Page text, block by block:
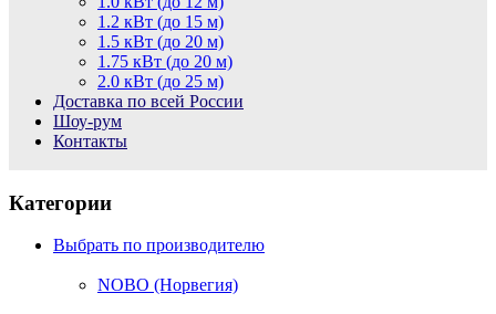
1.2 кВт (до 15 м)
1.5 кВт (до 20 м)
1.75 кВт (до 20 м)
2.0 кВт (до 25 м)
Доставка по всей России
Шоу-рум
Контакты
Категории
Выбрать по производителю
NOBO (Норвегия)